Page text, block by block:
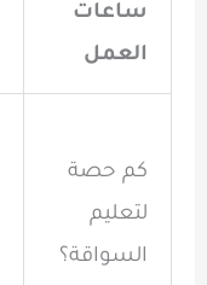
ساعات
العمل
كم حصة
لتعليم
السواقة؟